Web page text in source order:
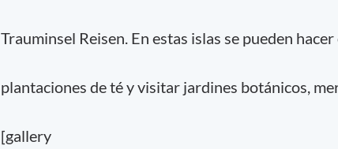
Trauminsel Reisen. En estas islas se pueden
plantaciones de té y visitar jardines botánicos,
[gallery